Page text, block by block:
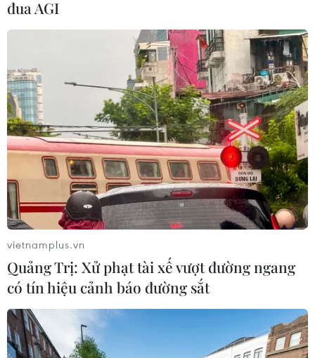
Đồng Nai: Bé trai 4 tuổi suy đa tạng
sau thời gian dài chỉ uống sữa tươi
30/07/2026 05:45
Hơn 300 doanh nghiệp tham gia
Triển lãm quốc tế chuyên ngành y
dược
30/07/2026 05:02
CƠ QUAN CHỦ QUẢN: THÔNG TẤN XÃ VIỆT NAM
đua AGI
vietnamplus.vn
Quảng Trị: Xử phạt tài xế vượt đường ngang
có tín hiệu cảnh báo đường sắt